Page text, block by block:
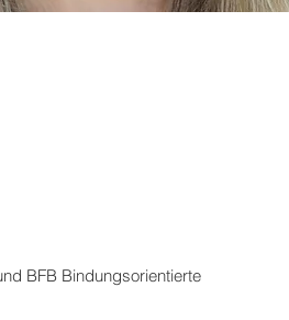
BFB Bindungsorientierte